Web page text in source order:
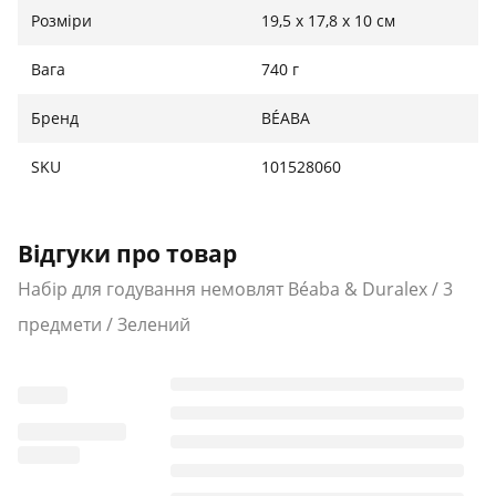
прикормів і до 36 місяців і більше. Його
універсальний дизайн робить його практичним
рішенням на кожному етапі розвитку малюка,
Розміри 19,5 x 17,8 x 10 см
Вага 740 г
Бренд BÉABA
SKU 101528060
Відгуки про товар
Набір для годування немовлят Béaba & Duralex / 3
предмети / Зелений